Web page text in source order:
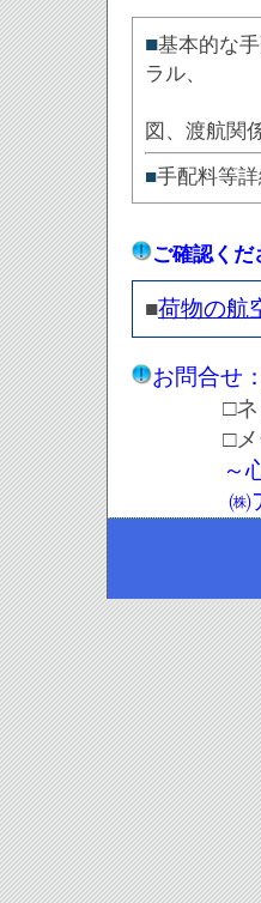
■基本的な
ラル、
サ
図、渡航関
■手配料等
ご確認くだ
■荷物の航
お問合せ
□
□メール
～
㈱アー